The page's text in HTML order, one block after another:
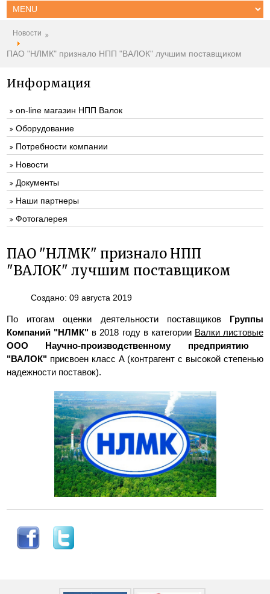
Новости
ПАО "НЛМК" признало НПП "ВАЛОК" лучшим поставщиком
Информация
on-line магазин НПП Валок
Оборудование
Потребности компании
Новости
Документы
Наши партнеры
Фотогалерея
ПАО "НЛМК" признало НПП
"ВАЛОК" лучшим поставщиком
Создано: 09 августа 2019
По итогам оценки деятельности поставщиков Группы
Компаний "НЛМК" в 2018 году в категории Валки листовые
ООО Научно-производственному предприятию
"ВАЛОК" присвоен класс A (контрагент с высокой степенью
надежности поставок).